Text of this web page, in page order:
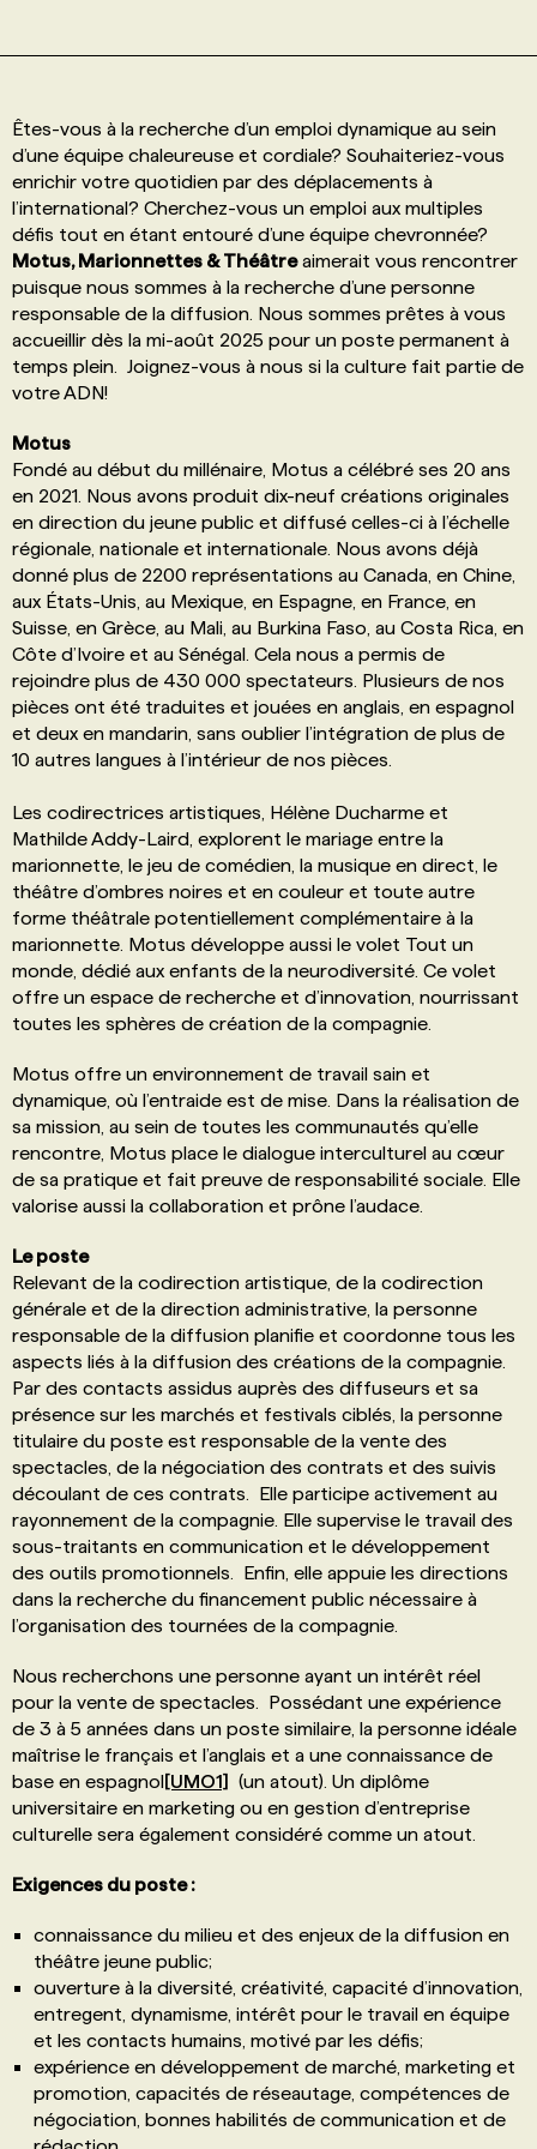
PROGRAMMES DE SUBVENTIONS
FAQ
ANNONCEZ AVEC NOUS
Êtes-vous à la recherche d’un emploi dynamique au sein
d’une équipe chaleureuse et cordiale? Souhaiteriez-vous
enrichir votre quotidien par des déplacements à
l’international? Cherchez-vous un emploi aux multiples
défis tout en étant entouré d’une équipe chevronnée?
Motus, Marionnettes & Théâtreaimerait vous rencontrer
puisque nous sommes à la recherche d’une personne
responsable de la diffusion. Nous sommes prêtes à vous
accueillir dès la mi-août 2025 pour un poste permanent à
temps plein. Joignez-vous à nous si la culture fait partie de
votre ADN!
Motus
Fondé au début du millénaire, Motus a célébré ses 20 ans
en 2021. Nous avons produit dix-neuf créations originales
en direction du jeune public et diffusé celles-ci à l’échelle
régionale, nationale et internationale. Nous avons déjà
donné plus de 2200 représentations au Canada, en Chine,
aux États-Unis, au Mexique, en Espagne, en France, en
Suisse, en Grèce, au Mali, au Burkina Faso, au Costa Rica, en
Côte d’Ivoire et au Sénégal. Cela nous a permis de
rejoindre plus de 430 000 spectateurs. Plusieurs de nos
pièces ont été traduites et jouées en anglais, en espagnol
et deux en mandarin, sans oublier l’intégration de plus de
10 autres langues à l’intérieur de nos pièces.
Les codirectrices artistiques, Hélène Ducharme et
Mathilde Addy-Laird, explorent le mariage entre la
marionnette, le jeu de comédien, la musique en direct, le
théâtre d’ombres noires et en couleur et toute autre
forme théâtrale potentiellement complémentaire à la
marionnette. Motus développe aussi le volet Tout un
monde, dédié aux enfants de la neurodiversité. Ce volet
offre un espace de recherche et d’innovation, nourrissant
toutes les sphères de création de la compagnie.
Motus offre un environnement de travail sain et
dynamique, où l’entraide est de mise. Dans la réalisation de
sa mission, au sein de toutes les communautés qu’elle
rencontre, Motus place le dialogue interculturel au cœur
de sa pratique et fait preuve de responsabilité sociale. Elle
valorise aussi la collaboration et prône l’audace.
Le poste
Relevant de la codirection artistique, de la codirection
générale et de la direction administrative, la personne
responsable de la diffusion planifie et coordonne tous les
aspects liés à la diffusion des créations de la compagnie.
Par des contacts assidus auprès des diffuseurs et sa
présence sur les marchés et festivals ciblés, la personne
titulaire du poste est responsable de la vente des
spectacles, de la négociation des contrats et des suivis
découlant de ces contrats. Elle participe activement au
rayonnement de la compagnie. Elle supervise le travail des
sous-traitants en communication et le développement
des outils promotionnels. Enfin, elle appuie les directions
dans la recherche du financement public nécessaire à
l’organisation des tournées de la compagnie.
Nous recherchons une personne ayant un intérêt réel
pour la vente de spectacles. Possédant une expérience
de 3 à 5 années dans un poste similaire, la personne idéale
maîtrise le français et l’anglais et a une connaissance de
base en espagnol[UMO1]
(un atout). Un diplôme
universitaire en marketing ou en gestion d’entreprise
culturelle sera également considéré comme un atout.
Exigences du poste :
connaissance du milieu et des enjeux de la diffusion en
théâtre jeune public;
ouverture à la diversité, créativité, capacité d’innovation,
entregent, dynamisme, intérêt pour le travail en équipe
et les contacts humains, motivé par les défis;
expérience en développement de marché, marketing et
promotion, capacités de réseautage, compétences de
négociation, bonnes habilités de communication et de